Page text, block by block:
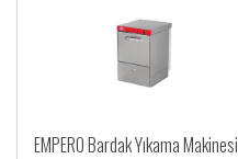
EMPERO Bardak Yıkama Makinesi